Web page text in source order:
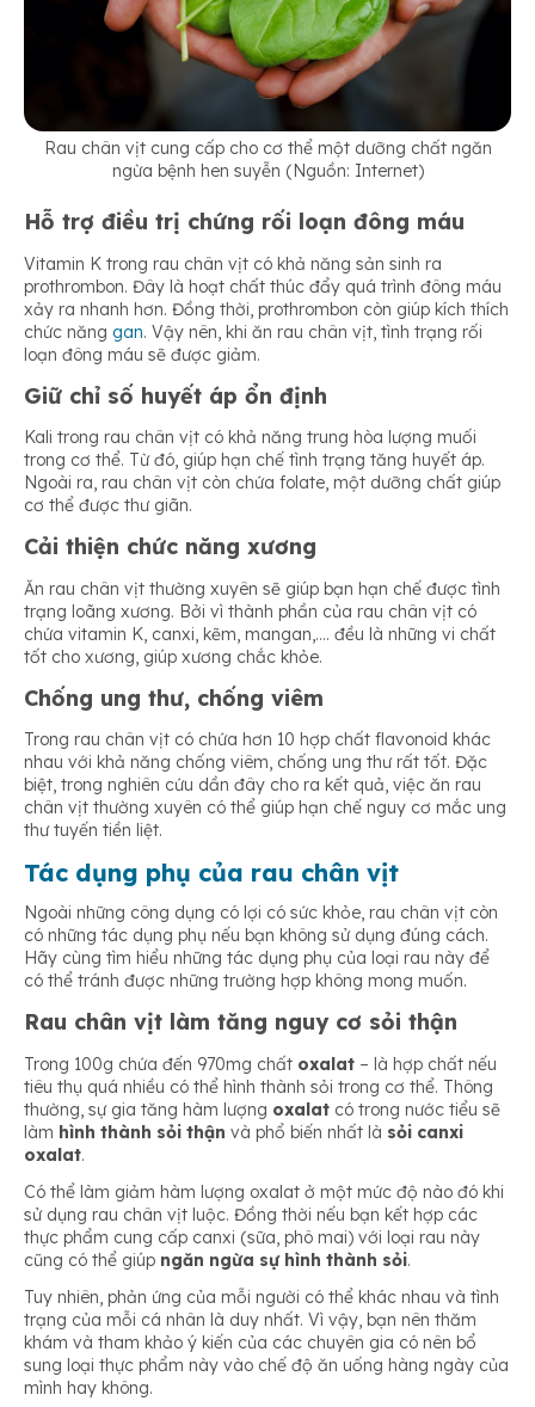
Rau chân vịt cung cấp cho cơ thể một dưỡng chất ngăn
ngừa bệnh hen suyễn (Nguồn: Internet)
Hỗ trợ điều trị chứng rối loạn đông máu
Vitamin K trong rau chân vịt có khả năng sản sinh ra
prothrombon. Đây là hoạt chất thúc đẩy quá trình đông máu
xảy ra nhanh hơn. Đồng thời, prothrombon còn giúp kích thích
chức năng gan. Vậy nên, khi ăn rau chân vịt, tình trạng rối
loạn đông máu sẽ được giảm.
Giữ chỉ số huyết áp ổn định
Kali trong rau chân vịt có khả năng trung hòa lượng muối
trong cơ thể. Từ đó, giúp hạn chế tình trạng tăng huyết áp.
Ngoài ra, rau chân vịt còn chứa folate, một dưỡng chất giúp
cơ thể được thư giãn.
Cải thiện chức năng xương
Ăn rau chân vịt thường xuyên sẽ giúp bạn hạn chế được tình
trạng loãng xương. Bởi vì thành phần của rau chân vịt có
chứa vitamin K, canxi, kẽm, mangan,…. đều là những vi chất
tốt cho xương, giúp xương chắc khỏe.
Chống ung thư, chống viêm
Trong rau chân vịt có chứa hơn 10 hợp chất flavonoid khác
nhau với khả năng chống viêm, chống ung thư rất tốt. Đặc
biệt, trong nghiên cứu dần đây cho ra kết quả, việc ăn rau
chân vịt thường xuyên có thể giúp hạn chế nguy cơ mắc ung
thư tuyến tiền liệt.
Tác dụng phụ của rau chân vịt
Ngoài những công dụng có lợi có sức khỏe, rau chân vịt còn
có những tác dụng phụ nếu bạn không sử dụng đúng cách.
Hãy cùng tìm hiểu những tác dụng phụ của loại rau này để
có thể tránh được những trường hợp không mong muốn.
Rau chân vịt làm tăng nguy cơ sỏi thận
Trong 100g chứa đến 970mg chất oxalat – là hợp chất nếu
tiêu thụ quá nhiều có thể hình thành sỏi trong cơ thể. Thông
thường, sự gia tăng hàm lượng oxalat có trong nước tiểu sẽ
làm hình thành sỏi thận và phổ biến nhất là sỏi canxi
oxalat.
Có thể làm giảm hàm lượng oxalat ở một mức độ nào đó khi
sử dụng rau chân vịt luộc. Đồng thời nếu bạn kết hợp các
thực phẩm cung cấp canxi (sữa, phô mai) với loại rau này
cũng có thể giúp ngăn ngừa sự hình thành sỏi.
Tuy nhiên, phản ứng của mỗi người có thể khác nhau và tình
trạng của mỗi cá nhân là duy nhất. Vì vậy, bạn nên thăm
khám và tham khảo ý kiến của các chuyên gia có nên bổ
sung loại thực phẩm này vào chế độ ăn uống hàng ngày của
mình hay không.